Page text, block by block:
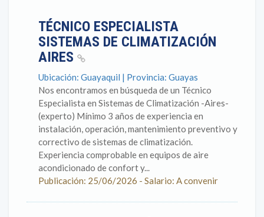
TÉCNICO ESPECIALISTA
SISTEMAS DE CLIMATIZACIÓN
AIRES
Ubicación: Guayaquil | Provincia: Guayas
Nos encontramos en búsqueda de un Técnico
Especialista en Sistemas de Climatización -Aires-
(experto) Mínimo 3 años de experiencia en
instalación, operación, mantenimiento preventivo y
correctivo de sistemas de climatización.
Experiencia comprobable en equipos de aire
acondicionado de confort y...
Publicación: 25/06/2026 - Salario: A convenir